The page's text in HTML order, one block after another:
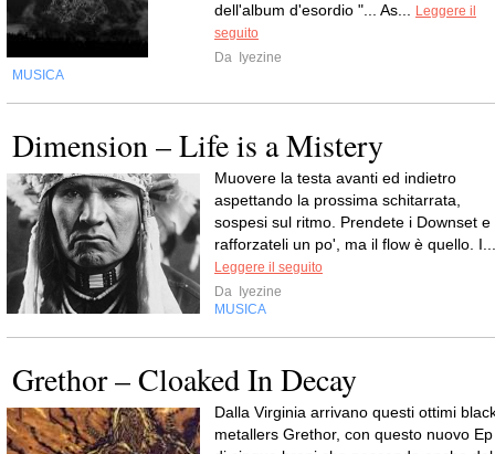
dell'album d'esordio "... As...
Leggere il
seguito
Da
Iyezine
MUSICA
Dimension – Life is a Mistery
Muovere la testa avanti ed indietro
aspettando la prossima schitarrata,
sospesi sul ritmo. Prendete i Downset e
rafforzateli un po', ma il flow è quello. I...
Leggere il seguito
Da
Iyezine
MUSICA
Grethor – Cloaked In Decay
Dalla Virginia arrivano questi ottimi
metallers Grethor, con questo nuovo Ep